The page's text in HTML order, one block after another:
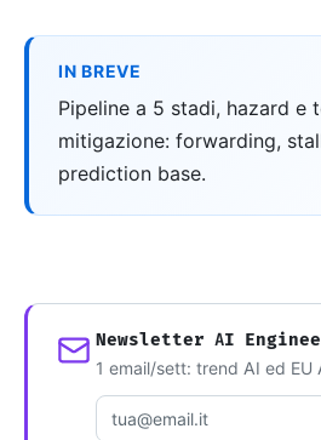
IN BREVE
Pipeline a 5 stadi, hazard e
mitigazione: forwarding,
prediction base.
Newsletter AI
1 email/sett: trend AI ed EU